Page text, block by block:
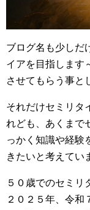
ブログ名も少し
イアを目指しま
させてもらう事と
それだけセミリタ
れども、あくまで
っかく知識や経験
きたいと考えてい
５０歳でのセミリ
２０２５年、令和